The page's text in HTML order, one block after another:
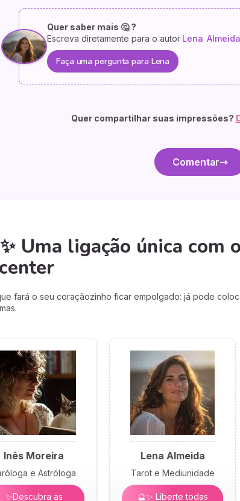
Quer saber mais 🤔 ?
Escreva diretamente para o autor Lena Almeida
Faça uma pergunta para Lena
Quer compartilhar suas impressões?
Comentar
Uma ligação única
fará o seu coraçãozinho ficar empolgado: já pode
Inês Moreira
e Astróloga
✨Descubra as
Lena Almeida
Tarot e Mediunidade
🔮✨ Liberte todas